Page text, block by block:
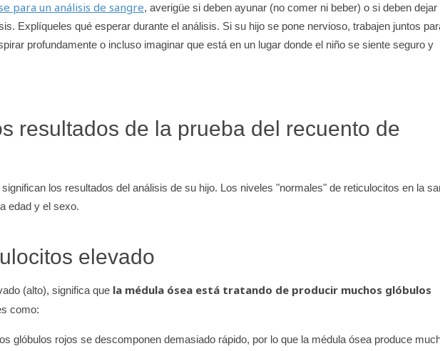
para un análisis de sangre, averigüe si deben ayunar (no comer ni beber) o si deben dejar
Explíqueles qué esperar durante el análisis. Si su hijo se pone nervioso, trabajen juntos
profundamente o incluso imaginar que está en un lugar donde el niño se siente seguro y
resultados de la prueba del recuento de
los resultados del análisis de su hijo. Los niveles "normales" de reticulocitos en la
edad y el sexo.
elevado
(alto), significa que la médula ósea está tratando de producir muchos glóbulos
como:
glóbulos rojos se descomponen demasiado rápido, por lo que la médula ósea produce